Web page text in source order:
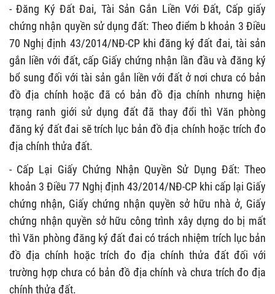
- Đăng Ký Đất Đai, Tài Sản Gắn Liền Với Đất, Cấp giấy
chứng nhận quyền sử dụng đất: Theo điểm b khoản 3 Điều
70 Nghị định 43/2014/NĐ-CP khi đăng ký đất đai, tài sản
gắn liền với đất, cấp Giấy chứng nhận lần đầu và đăng ký
bổ sung đối với tài sản gắn liền với đất ở nơi chưa có bản
đồ địa chính hoặc đã có bản đồ địa chính nhưng hiện
trạng ranh giới sử dụng đất đã thay đổi thì Văn phòng
đăng ký đất đai sẽ trích lục bản đồ địa chính hoặc trích đo
địa chính thửa đất.
- Cấp Lại Giấy Chứng Nhận Quyền Sử Dụng Đất: Theo
khoản 3 Điều 77 Nghị định 43/2014/NĐ-CP khi cấp lại Giấy
chứng nhận, Giấy chứng nhận quyền sở hữu nhà ở, Giấy
chứng nhận quyền sở hữu công trình xây dựng do bị mất
thì Văn phòng đăng ký đất đai có trách nhiệm trích lục bản
đồ địa chính hoặc trích đo địa chính thửa đất đối với
trường hợp chưa có bản đồ địa chính và chưa trích đo địa
chính thửa đất.